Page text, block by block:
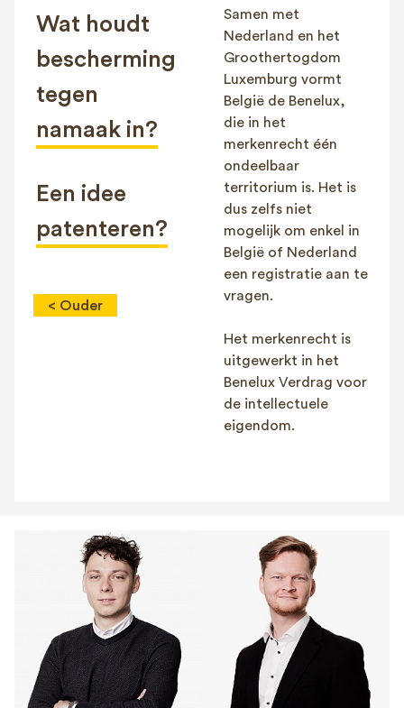
Wat houdt
bescherming
tegen
namaak in?
Een idee
patenteren?
< Ouder
Samen met
Nederland en het
Groothertogdom
Luxemburg vormt
België de Benelux,
die in het
merkenrecht één
ondeelbaar
territorium is. Het is
dus zelfs niet
mogelijk om enkel in
België of Nederland
een registratie aan te
vragen.
Het merkenrecht is
uitgewerkt in het
Benelux Verdrag voor
de intellectuele
eigendom.